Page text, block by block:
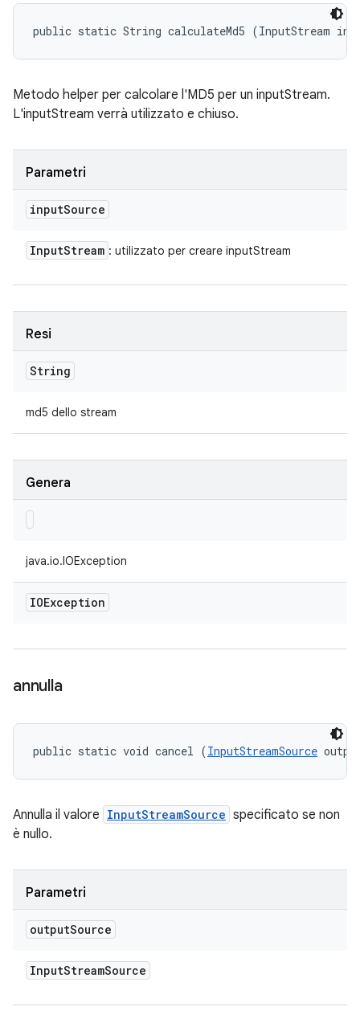
public static String calculateMd5 (InputStream
Metodo helper per calcolare l'MD5 per un inputStream.
L'inputStream verrà utilizzato e chiuso.
Parametri
inputSource
InputStream : utilizzato per creare inputStream
Resi
String
md5 dello stream
Genera
java.io.IOException
IOException
annulla
public static void cancel (InputStreamSource
Annulla il valore InputStreamSource specificato se non
è nullo.
Parametri
outputSource
InputStreamSource